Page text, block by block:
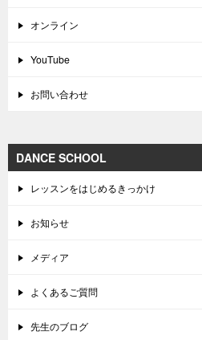
オンライン
YouTube
お問い合わせ
DANCE SCHOOL
レッスンをはじめるきっかけ
お知らせ
メディア
よくあるご質問
先生のブログ